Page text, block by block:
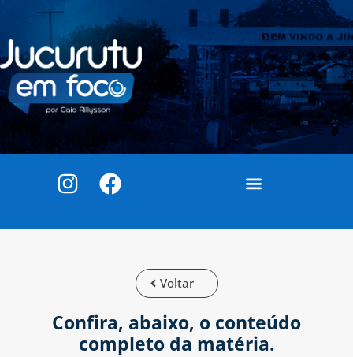
Voltar
Confira, abaixo, o conteúdo
completo da matéria.